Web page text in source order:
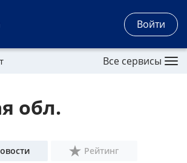
Войти
Все сервисы
обл.
Рейтинг